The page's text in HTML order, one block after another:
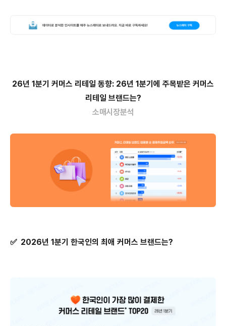
26년 1분기 커머스 리테일 동향: 26년 1분기에 주목받은 커머스
리테일 브랜드는?
소매시장분석
✅ 2026년 1분기 한국인의 최애 커머스 브랜드는?